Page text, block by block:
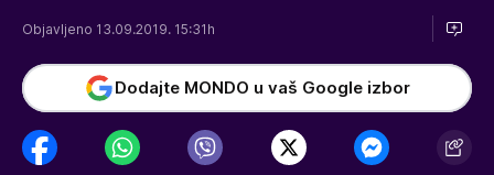
Objavljeno 13.09.2019. 15:31h
Dodajte MONDO u vaš Google izbor